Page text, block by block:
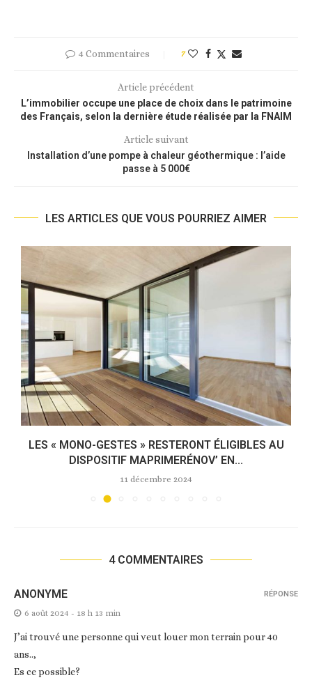
4 Commentaires 7
Article précédent
L’immobilier occupe une place de choix dans le patrimoine
des Français, selon la dernière étude réalisée par la FNAIM
Article suivant
Installation d’une pompe à chaleur géothermique : l’aide
passe à 5 000€
LES ARTICLES QUE VOUS POURRIEZ AIMER
LES « MONO-GESTES » RESTERONT ÉLIGIBLES AU
DISPOSITIF MAPRIMERÉNOV’ EN...
11 décembre 2024
4 COMMENTAIRES
ANONYME
6 août 2024 - 18 h 13 min
J’ai trouvé une personne qui veut louer mon terrain pour 40
ans..,
Es ce possible?
RÉPONSE